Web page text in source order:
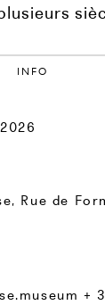
INFO
Rue de
+